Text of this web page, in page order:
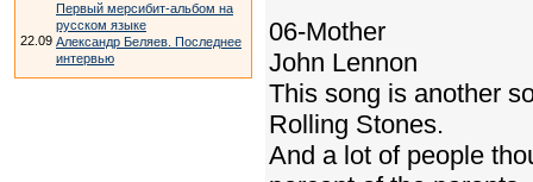
Первый мерсибит-альбом на
русском языке
22.09 Александр Беляев. Последнее
интервью
06-Mother
John Lennon
This song is another
Rolling Stones.
And a lot of people